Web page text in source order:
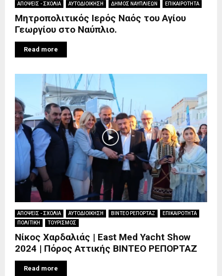
ΑΠΟΨΕΙΣ - ΣΧΟΛΙΑ ΑΥΤΟΔΙΟΙΚΗΣΗ ΔΗΜΟΣ ΝΑΥΠΛΙΕΩΝ ΕΠΙΚΑΙΡΟΤΗΤΑ
Μητροπολιτικός Ιερός Ναός του Αγίου
Γεωργίου στο Ναύπλιο.
Read more
ΑΠΟΨΕΙΣ - ΣΧΟΛΙΑ ΑΥΤΟΔΙΟΙΚΗΣΗ ΒΙΝΤΕΟ ΡΕΠΟΡΤΑΖ
ΕΠΙΚΑΙΡΟΤΗΤΑ
ΠΟΛΙΤΙΚΗ
ΤΟΥΡΙΣΜΟΣ
Νίκος Χαρδαλιάς | East Med Yacht Show
2024 | Πόρος Αττικής ΒΙΝΤΕΟ ΡΕΠΟΡΤΑΖ
Read more